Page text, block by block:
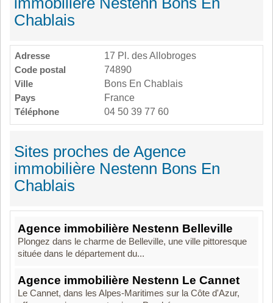
Chablais
Adresse
17 Pl. des Allobroges
Code postal
74890
Ville
Bons En Chablais
Pays
France
Téléphone
04 50 39 77 60
Sites proches de Agence
immobilière Nestenn Bons En
Chablais
Agence immobilière Nestenn Belleville
Plongez dans le charme de Belleville, une ville pittoresque
située dans le département du...
Agence immobilière Nestenn Le Cannet
Le Cannet, dans les Alpes-Maritimes sur la Côte d'Azur,